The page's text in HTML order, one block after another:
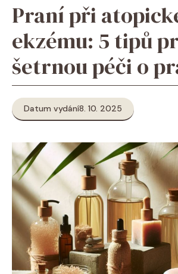
Praní při
ekzému: 5 tipů
šetrnou péči o
Datum vydání8. 10. 2025